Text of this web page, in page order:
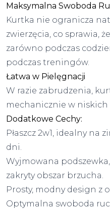
Maksymalna Swoboda
Kurtka nie ogranicza
zwierzęcia, co sprawia,
zarówno podczas
podczas treningów.
Łatwa w Pielęgnacji
W razie zabrudzenia,
mechanicznie w niskich
Dodatkowe Cechy:
Płaszcz 2w1, idealny na
dni.
Wyjmowana
zakryty obszar brzucha.
Prosty, modny design z
Optymalna swoboda